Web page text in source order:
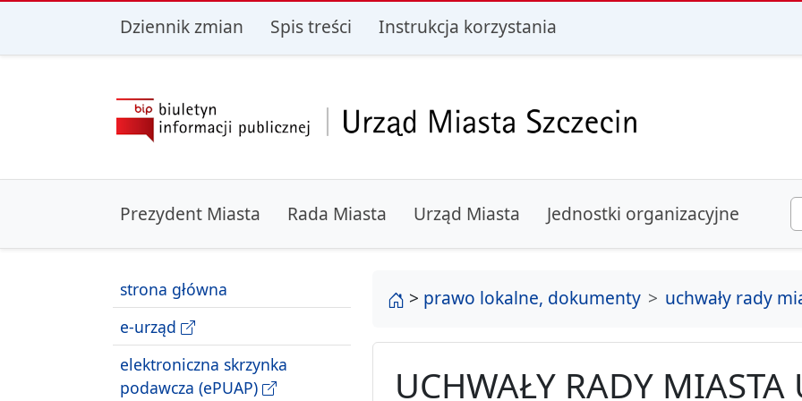
przejdź do głównego menu przejdź do treści
Dziennik zmian Spis treści Instrukcja korzystania
Prezydent Miasta Rada Miasta Urząd Miasta Jednostki organizacyjne
strona główna
e-urząd
elektroniczna skrzynka
podawcza (ePUAP)
strona główna
> prawo lokalne, dokumenty uchwały rady
UCHWAŁY RADY